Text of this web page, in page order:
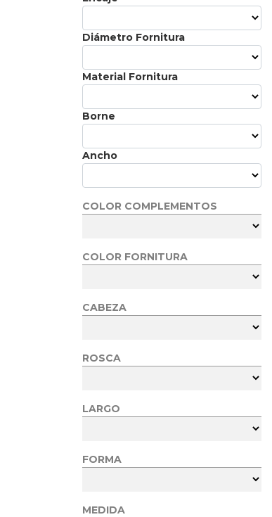
Diámetro Fornitura
Material Fornitura
Borne
Ancho
COLOR COMPLEMENTOS
COLOR FORNITURA
CABEZA
ROSCA
LARGO
FORMA
MEDIDA